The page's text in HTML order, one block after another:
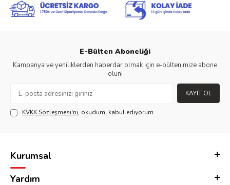
E-Bülten Aboneliği
Kampanya ve yeniliklerden haberdar olmak için e-bültenimize abone
olun!
KAYIT OL
KVKK Sözleşmesi'ni, okudum, kabul ediyorum.
Kurumsal
Yardım